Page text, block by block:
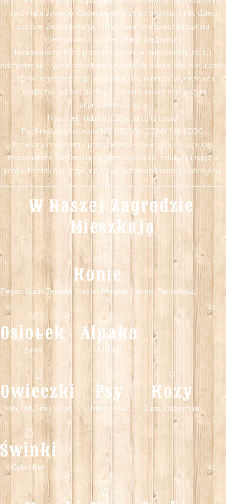
do świata żywego. Obserwujemy, że po wizycie u nas dzieci
częściej zadają pytania, chcą więcej wiedzieć i zaczynają
interesować się zwierzętami oraz naturą.
Rozmawiamy też o prawach natury: o narodzinach, życiu i
odchodzeniu – w sposób dostosowany do wieku. Dla wielu osób
czas w zagrodzie staje się chwilą wspomnień, wyciszenia i
„oddechu” od pośpiechu, a czasem nawet najlepszym
lekarstwem na nudę.
Nasz cel: rozbudzić zoologiczną pasję!
Podkreślamy to jasno: NIE PROWADZIMY MINI ZOO.
Jesteśmy miejscem z przesłaniem – zwierzęta nie są u nas
eksponatem. Są częścią codziennego życia, edukacji i zajęć, a
kontakt z nimi ma uczyć mądrego, odpowiedzialnego podejścia.
W Naszej Zagrodzie
Mieszkają
Konie
Pegaz, Gucio,Temida, Master,Magnat, Nemo, Pantoriusz,
Osiołek
Zynia
Alpaka
Maniuś
Owieczki
Mini,Tofi,Timi i Szon
Psy
Mela i Moli
Kozy
Zuza, Dźozefina,
Świnki
Cola i Ken